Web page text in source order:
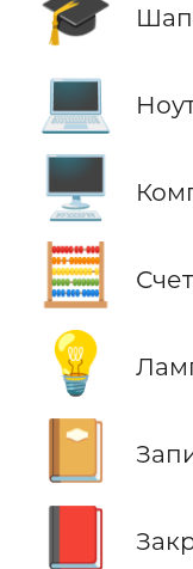
💻
🖥️
🧮
💡
📔